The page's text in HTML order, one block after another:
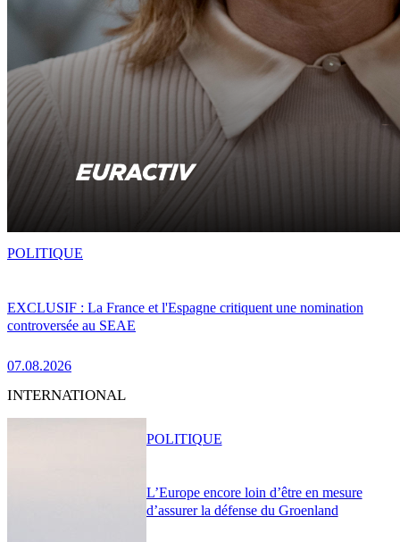
EXCLUSIF : La France et l'Espagne critiquent une nomination
controversée au SEAE
07.08.2026
POLITIQUE
INTERNATIONAL
L’Europe encore loin d’être en mesure
d’assurer la défense du Groenland
POLITIQUE